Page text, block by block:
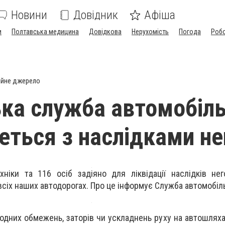
Новини Довідник Афіша
Полтавська медицина Довідкова Нерухомість Погода
джерело
служба
з наслідками
та 116 осіб задіяно для ліквідації наслідків
наших автодорогах. Про це інформує Служба
обмежень, заторів чи ускладнень руху на